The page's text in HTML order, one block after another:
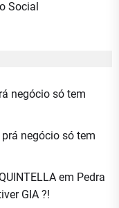
Social
negócio só tem
negócio só tem
em Pedra
GIA ?!